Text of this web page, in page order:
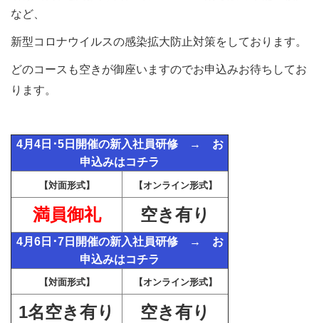
など、
新型コロナウイルスの感染拡大防止対策をしております。
どのコースも空きが御座いますのでお申込みお待ちしてお
ります。
4月4日･5日開催の新入社員研修 → お
申込みはコチラ
【対面形式】 【オンライン形式】
満員御礼 空き有り
4月6日･7日開催の新入社員研修 → お
申込みはコチラ
【対面形式】 【オンライン形式】
1名空き有り 空き有り